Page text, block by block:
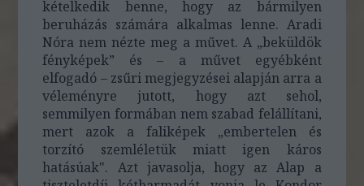
kételkedik benne, hogy az bármilyen
beruházás számára alkalmas lenne. Aradi
Nóra nem nézte meg a művet. A „beküldök
fényképek” és – a művet egyébként
elfogadó – zsűri megjegyzései alapján arra a
véleményre jutott, hogy azt sehol,
semmilyen formában nem szabad felállítani,
mert azok a faliképek „embertelen és
torzító szemléletük miatt igen káros
hatásúak". Azt javasolja, hogy az Alap a